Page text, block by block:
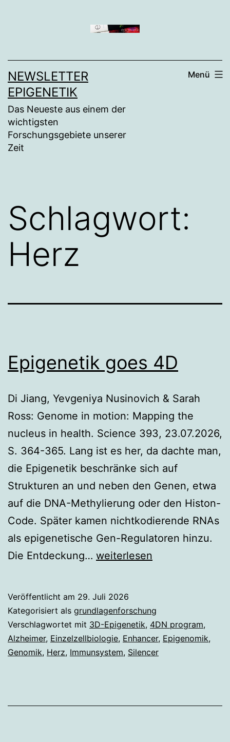
NEWSLETTER
EPIGENETIK
Das Neueste aus einem der
wichtigsten
Forschungsgebiete unserer
Zeit
Menü
Schlagwort:
Herz
Epigenetik goes 4D
Di Jiang, Yevgeniya Nusinovich & Sarah
Ross: Genome in motion: Mapping the
nucleus in health. Science 393, 23.07.2026,
S. 364-365. Lang ist es her, da dachte man,
die Epigenetik beschränke sich auf
Strukturen an und neben den Genen, etwa
auf die DNA-Methylierung oder den Histon-
Code. Später kamen nichtkodierende RNAs
als epigenetische Gen-Regulatoren hinzu.
Die Entdeckung… Epigenetik
weiterlesen
Veröffentlicht am 29. Juli 2026
Kategorisiert als grundlagenforschung
Verschlagwortet mit 3D-Epigenetik, 4DN program,
Alzheimer, Einzelzellbiologie, Enhancer, Epigenomik,
Genomik, Herz, Immunsystem, Silencer